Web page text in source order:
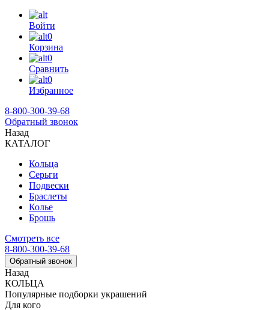
Войти
0
Корзина
0
Сравнить
0
Избранное
8-800-300-39-68
Обратный звонок
Назад
КАТАЛОГ
Кольца
Серьги
Подвески
Браслеты
Колье
Брошь
Смотреть все
8-800-300-39-68
Обратный звонок
Назад
КОЛЬЦА
Популярные подборки украшений
Для кого